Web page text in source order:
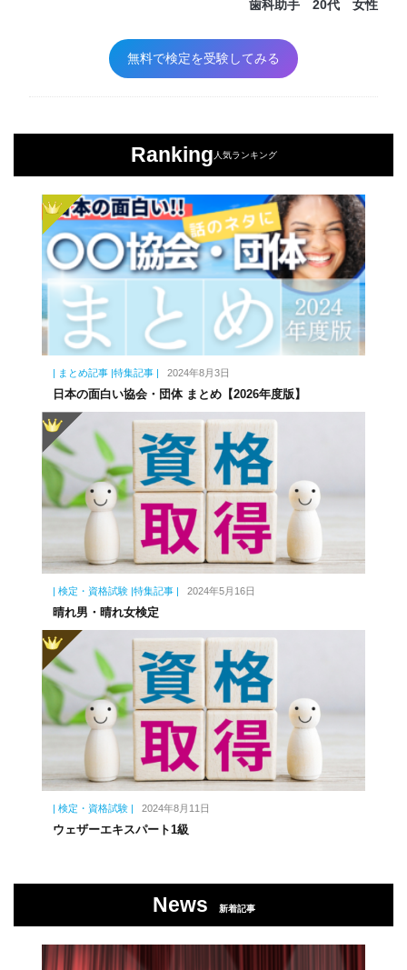
歯科助手 20代 女性
無料で検定を受験してみる
Ranking 人気ランキング
| まとめ記事 |特集記事 | 2024年8月3日
日本の面白い協会・団体 まとめ【2026年度版】
| 検定・資格試験 |特集記事 | 2024年5月16日
晴れ男・晴れ女検定
| 検定・資格試験 | 2024年8月11日
ウェザーエキスパート1級
News 新着記事